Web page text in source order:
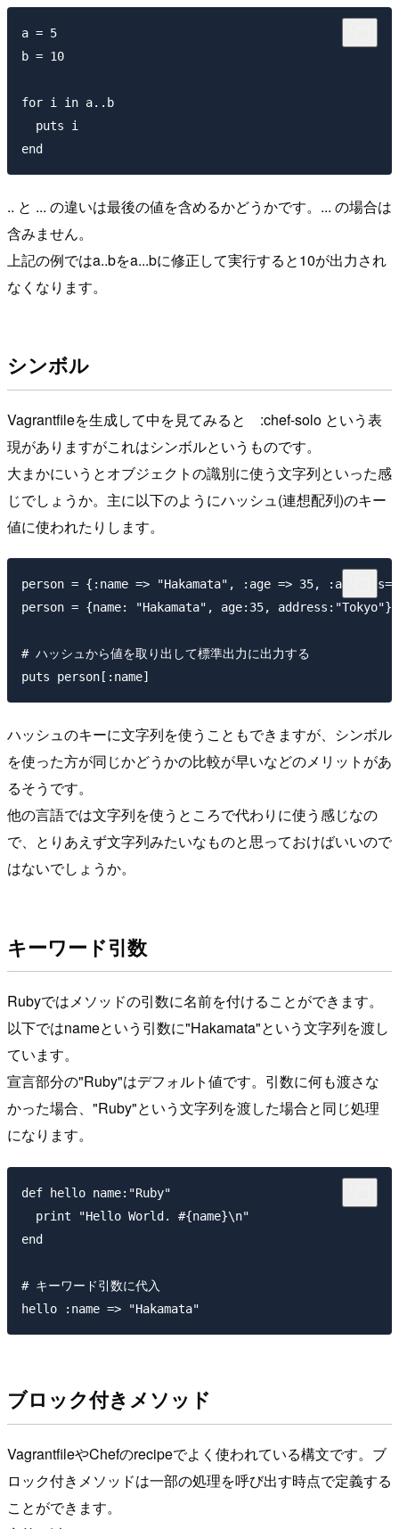
a = 5
b = 10
for i in a..b
  puts i
.. と ... の違いは最後の値を含めるかどうかです。... の場合は
含みません。
上記の例ではa..bをa...bに修正して実行すると10が出力され
なくなります。
シンボル
Vagrantfileを生成して中を見てみると :chef-solo という表
現がありますがこれはシンボルというものです。
大まかにいうとオブジェクトの識別に使う文字列といった感
じでしょうか。主に以下のようにハッシュ(連想配列)のキー
値に使われたりします。
person = {:name => "Hakamata", :age => 35,
person = {name: "Hakamata", age:35, address:"Tokyo"} #
# ハッシュから値を取り出して標準出力に出力する
ハッシュのキーに文字列を使うこともできますが、シンボル
を使った方が同じかどうかの比較が早いなどのメリットがあ
るそうです。
他の言語では文字列を使うところで代わりに使う感じなの
で、とりあえず文字列みたいなものと思っておけばいいので
はないでしょうか。
キーワード引数
Rubyではメソッドの引数に名前を付けることができます。
以下ではnameという引数に"Hakamata"という文字列を渡し
ています。
宣言部分の"Ruby"はデフォルト値です。引数に何も渡さな
かった場合、"Ruby"という文字列を渡した場合と同じ処理
になります。
def hello name:"Ruby"
  print "Hello World. #{name}\n"
end
# キーワード引数に代入
ブロック付きメソッド
VagrantfileやChefのrecipeでよく使われている構文です。ブ
ロック付きメソッドは一部の処理を呼び出す時点で定義する
ことができます。